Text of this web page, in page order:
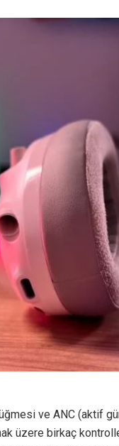
ve ANC (aktif
üzere birkaç